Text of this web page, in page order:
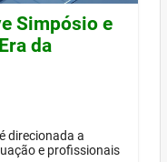
Simpósio e
da
direcionada a
e profissionais